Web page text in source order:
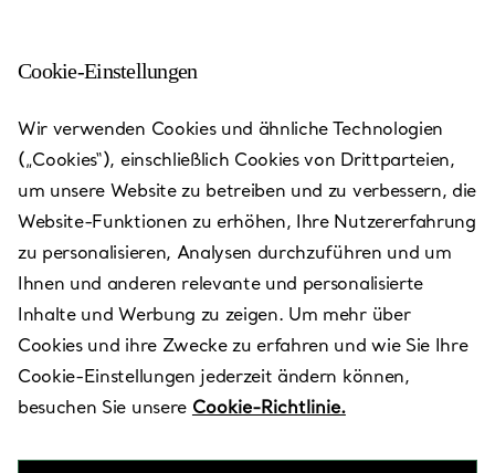
Moscow - Petrovka
Heute bis 22:00 geöffnet
Verfügbare Leistungen
Petrovka Street, 10,Moscow, RU 107031
Cookie-Einstellungen
Wir verwenden Cookies und ähnliche Technologien
(„Cookies“), einschließlich Cookies von Drittparteien,
um unsere Website zu betreiben und zu verbessern, die
Website-Funktionen zu erhöhen, Ihre Nutzererfahrung
zu personalisieren, Analysen durchzuführen und um
Ihnen und anderen relevante und personalisierte
Inhalte und Werbung zu zeigen. Um mehr über
Cookies und ihre Zwecke zu erfahren und wie Sie Ihre
Cookie-Einstellungen jederzeit ändern können,
besuchen Sie unsere Cookie-Richtlinie.